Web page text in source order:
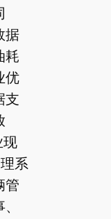
据
耗
优
支
现
系
管